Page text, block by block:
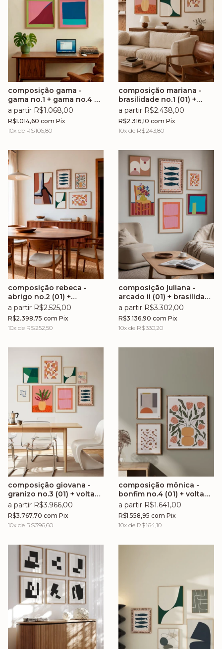
composição gama -
gama no.1 + gama no.4 +
gama no.3 + gama no.2
a partir R$1.068,00
R$1.014,60 com Pix
10x de R$106,80
composição mariana -
brasilidade no.1 (01) +
arcado ii (02) + volta no.5
(03) + chiclete no.16 (04)
a partir R$2.438,00
R$2.316,10 com Pix
10x de R$243,80
composição rebeca -
abrigo no.2 (01) +
brasilidade no.5 (02) +
floralis no.2 (03) +
chiclete no.16 (04) + volta
no.5 (05)
a partir R$2.525,00
R$2.398,75 com Pix
10x de R$252,50
composição juliana -
arcado ii (01) + brasilidade
no.5 (02) + volta no.5 (03)
+ cotidiano no.1 (04) +
chiclete no.14 (05) + gama
no.1 (06)
a partir R$3.302,00
R$3.136,90 com Pix
10x de R$330,20
composição giovana -
granizo no.3 (01) + volta
no.5 (02) + chiclete no.16
(03) + viva la vida no.2
(04) + volta no.19 (05) +
brasilidade no.1 (06) +
brasilidade no.5 (08)
a partir R$3.966,00
R$3.767,70 com Pix
10x de R$396,60
composição mônica -
bonfim no.4 (01) + volta
no.14 (02) + floralis no.2
(03)
a partir R$1.641,00
R$1.558,95 com Pix
10x de R$164,10